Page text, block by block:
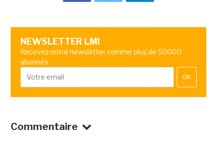
NEWSLETTER LMI
Recevez notre newsletter comme plus de 50000
abonnés
OK
Commentaire